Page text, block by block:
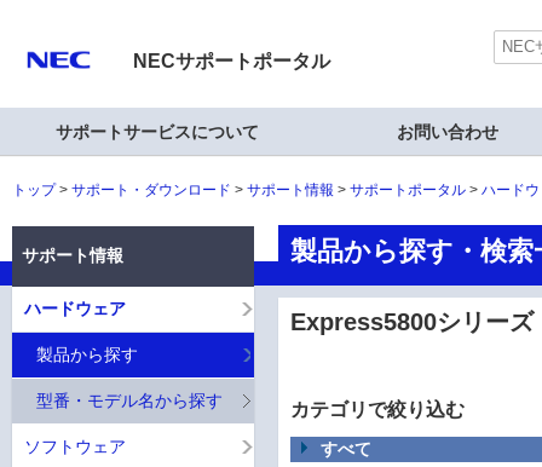
NECサポートポータル
サポートサービスについて お問い合わせ
トップ サポート・ダウンロード サポート情報 サポートポータル ハード
製品から探す・検
Express5800シリー
カテゴリで絞り込む
すべて
サポート情報
ハードウェア
製品から探す
型番・モデル名から探す
ソフトウェア